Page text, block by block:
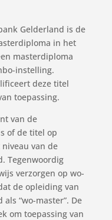
Gelderland is de
in het
masterdiploma
instelling.
deze titel
toepassing.
van de
of de titel op
van de
Tegenwoordig
verzorgen op wo-
de opleiding van
“wo-master”. De
om toepassing van